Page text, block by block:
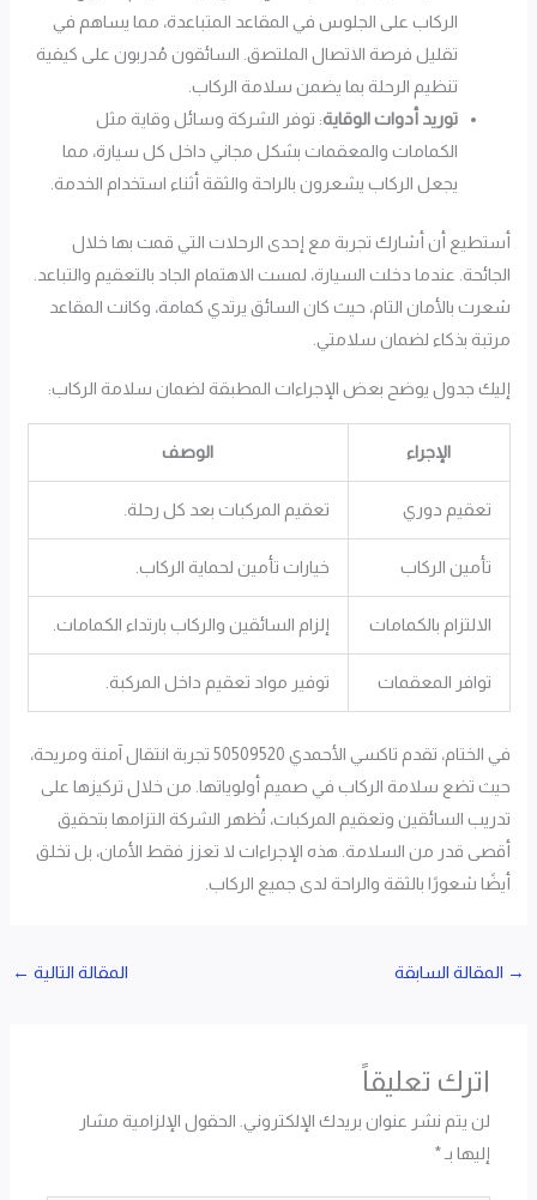
الركاب على الجلوس في المقاعد المتباعدة، مما يساهم في
تقليل فرصة الاتصال الملتصق. السائقون مُدربون على كيفية
تنظيم الرحلة بما يضمن سلامة الركاب.
توريد أدوات الوقاية: توفر الشركة وسائل وقاية مثل
الكمامات والمعقمات بشكل مجاني داخل كل سيارة، مما
يجعل الركاب يشعرون بالراحة والثقة أثناء استخدام الخدمة.
أستطيع أن أشارك تجربة مع إحدى الرحلات التي قمت بها خلال
الجائحة. عندما دخلت السيارة، لمست الاهتمام الجاد بالتعقيم والتباعد.
شعرت بالأمان التام، حيث كان السائق يرتدي كمامة، وكانت المقاعد
مرتبة بذكاء لضمان سلامتي.
إليك جدول يوضح بعض الإجراءات المطبقة لضمان سلامة الركاب:
الإجراء الوصف
تعقيم دوري تعقيم المركبات بعد كل رحلة.
تأمين الركاب خيارات تأمين لحماية الركاب.
الالتزام بالكمامات إلزام السائقين والركاب بارتداء الكمامات.
توافر المعقمات توفير مواد تعقيم داخل المركبة.
في الختام، تقدم تاكسي الأحمدي 50509520 تجربة انتقال آمنة ومريحة،
حيث تضع سلامة الركاب في صميم أولوياتها. من خلال تركيزها على
تدريب السائقين وتعقيم المركبات، تُظهر الشركة التزامها بتحقيق
أقصى قدر من السلامة. هذه الإجراءات لا تعزز فقط الأمان، بل تخلق
أيضًا شعورًا بالثقة والراحة لدى جميع الركاب.
→ المقالة السابقة المقالة التالية ←
اترك تعليقاً
لن يتم نشر عنوان بريدك الإلكتروني. الحقول الإلزامية مشار
إليها بـ*